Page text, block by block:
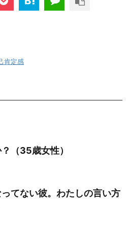
肯定感
（35歳女性）
てない彼。わたしの言い方